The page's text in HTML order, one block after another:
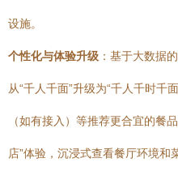
设施。
个性化与体验升级 ：基于大数据
从“千人千面”升级为“千人千时千
（如有接入）等推荐更合宜的餐
店”体验，沉浸式查看餐厅环境和